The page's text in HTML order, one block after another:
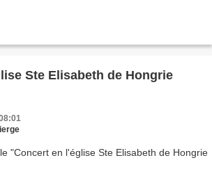
Ste Elisabeth de Hongrie